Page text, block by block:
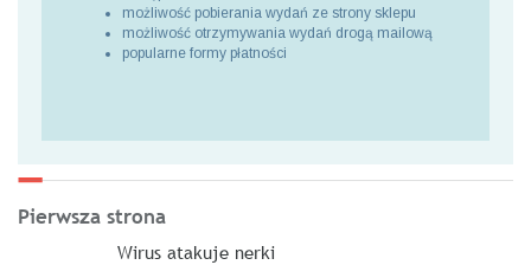
możliwość pobierania wydań ze strony sklepu
możliwość otrzymywania wydań drogą mailową
popularne formy płatności
Pierwsza strona
Wirus atakuje nerki